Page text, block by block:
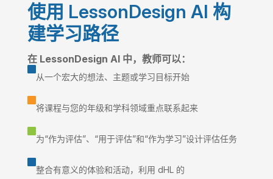
使用 LessonDesign AI 构
建学习路径
在 LessonDesign AI 中，教师可以：
从一个宏大的想法、主题或学习目标开始
将课程与您的年级和学科领域重点联系起来
为“作为评估”、“用于评估”和“作为学习”设计评估任务
整合有意义的体验和活动，利用 dHL 的